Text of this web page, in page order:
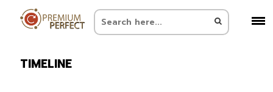
TIMELINE